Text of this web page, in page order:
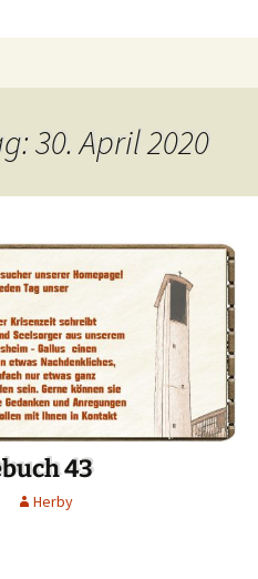
30. April 2020
43
Herby